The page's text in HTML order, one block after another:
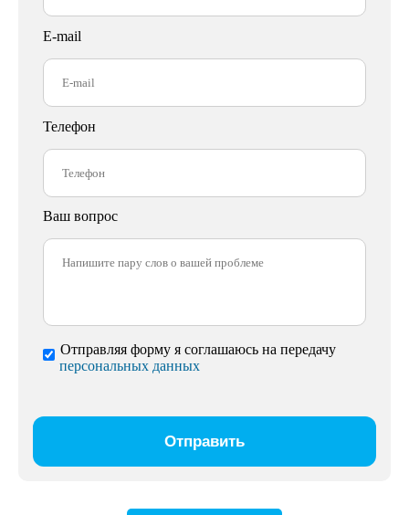
E-mail
Телефон
Ваш вопрос
Отправляя форму я соглашаюсь на передачу
персональных данных